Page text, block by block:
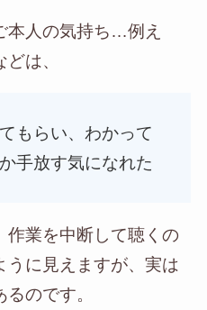
本人の気持ち…例え
は、
もらい、わかって
手放す気になれた
作業を中断して聴くの
うに見えますが、実は
のです。